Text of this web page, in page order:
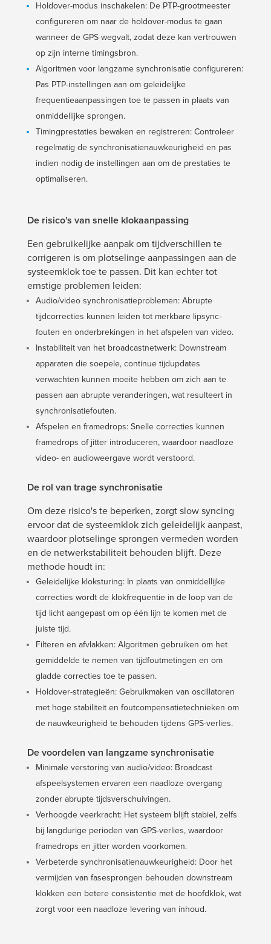
Holdover-modus inschakelen: De PTP-grootmeester
configureren om naar de holdover-modus te gaan
wanneer de GPS wegvalt, zodat deze kan vertrouwen
op zijn interne timingsbron.
Algoritmen voor langzame synchronisatie configureren:
Pas PTP-instellingen aan om geleidelijke
frequentieaanpassingen toe te passen in plaats van
onmiddellijke sprongen.
Timingprestaties bewaken en registreren: Controleer
regelmatig de synchronisatienauwkeurigheid en pas
indien nodig de instellingen aan om de prestaties te
optimaliseren.
De risico's van snelle klokaanpassing
Een gebruikelijke aanpak om tijdverschillen te
corrigeren is om plotselinge aanpassingen aan de
systeemklok toe te passen. Dit kan echter tot
ernstige problemen leiden:
Audio/video synchronisatieproblemen: Abrupte
tijdcorrecties kunnen leiden tot merkbare lipsync-
fouten en onderbrekingen in het afspelen van video.
Instabiliteit van het broadcastnetwerk: Downstream
apparaten die soepele, continue tijdupdates
verwachten kunnen moeite hebben om zich aan te
passen aan abrupte veranderingen, wat resulteert in
synchronisatiefouten.
Afspelen en framedrops: Snelle correcties kunnen
framedrops of jitter introduceren, waardoor naadloze
video- en audioweergave wordt verstoord.
De rol van trage synchronisatie
Om deze risico's te beperken, zorgt slow syncing
ervoor dat de systeemklok zich geleidelijk aanpast,
waardoor plotselinge sprongen vermeden worden
en de netwerkstabiliteit behouden blijft. Deze
methode houdt in:
Geleidelijke kloksturing: In plaats van onmiddellijke
correcties wordt de klokfrequentie in de loop van de
tijd licht aangepast om op één lijn te komen met de
juiste tijd.
Filteren en afvlakken: Algoritmen gebruiken om het
gemiddelde te nemen van tijdfoutmetingen en om
gladde correcties toe te passen.
Holdover-strategieën: Gebruikmaken van oscillatoren
met hoge stabiliteit en foutcompensatietechnieken om
de nauwkeurigheid te behouden tijdens GPS-verlies.
De voordelen van langzame synchronisatie
Minimale verstoring van audio/video: Broadcast
afspeelsystemen ervaren een naadloze overgang
zonder abrupte tijdsverschuivingen.
Verhoogde veerkracht: Het systeem blijft stabiel, zelfs
bij langdurige perioden van GPS-verlies, waardoor
framedrops en jitter worden voorkomen.
Verbeterde synchronisatienauwkeurigheid: Door het
vermijden van fasesprongen behouden downstream
klokken een betere consistentie met de hoofdklok, wat
zorgt voor een naadloze levering van inhoud.